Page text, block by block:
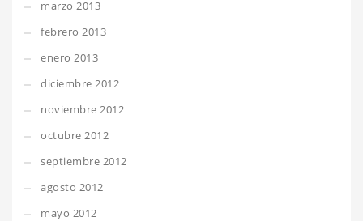
marzo 2013
febrero 2013
enero 2013
diciembre 2012
noviembre 2012
octubre 2012
septiembre 2012
agosto 2012
mayo 2012